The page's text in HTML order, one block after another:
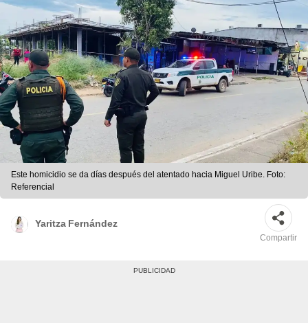
Este homicidio se da días después del atentado hacia Miguel Uribe. Foto:
Referencial
Yaritza Fernández
Compartir